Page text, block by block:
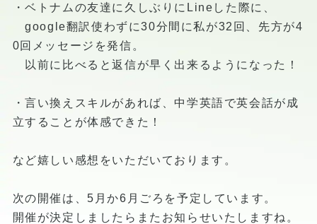
・ベトナムの友達に久しぶりにLineした際に、
google翻訳使わずに30分間に私が32回、先方が4
0回メッセージを発信。
以前に比べると返信が早く出来るようになった！
・言い換えスキルがあれば、中学英語で英会話が成
立することが体感できた！
など嬉しい感想をいただいております。
次の開催は、5月か6月ごろを予定しています。
開催が決定しましたらまたお知らせいたしますね。